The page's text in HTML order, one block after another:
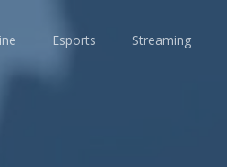
Esports Streaming